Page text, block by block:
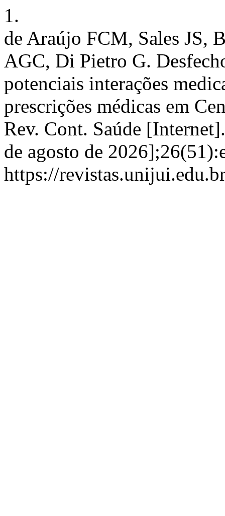
1.
de Araújo FCM, Sales JS,
AGC, Di Pietro G.
potenciais interações
prescrições médicas em
Rev. Cont. Saúde
de agosto de
https://